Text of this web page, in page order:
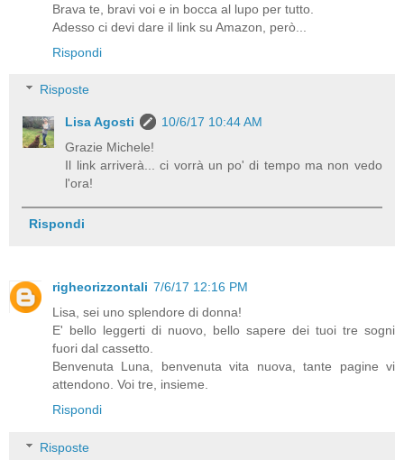
Brava te, bravi voi e in bocca al lupo per tutto.
Adesso ci devi dare il link su Amazon, però...
Rispondi
Risposte
Lisa Agosti
10/6/17 10:44 AM
Grazie Michele!
Il link arriverà... ci vorrà un po' di tempo ma non vedo
l'ora!
Rispondi
righeorizzontali 7/6/17 12:16 PM
Lisa, sei uno splendore di donna!
E' bello leggerti di nuovo, bello sapere dei tuoi tre sogni
fuori dal cassetto.
Benvenuta Luna, benvenuta vita nuova, tante pagine vi
attendono. Voi tre, insieme.
Rispondi
Risposte